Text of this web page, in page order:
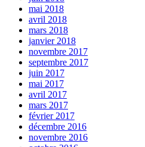
mai 2018
avril 2018
mars 2018
janvier 2018
novembre 2017
septembre 2017
juin 2017
mai 2017
avril 2017
mars 2017
février 2017
décembre 2016
novembre 2016